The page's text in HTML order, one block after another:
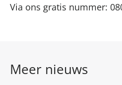
Via ons gratis nummer:
Meer nieuws